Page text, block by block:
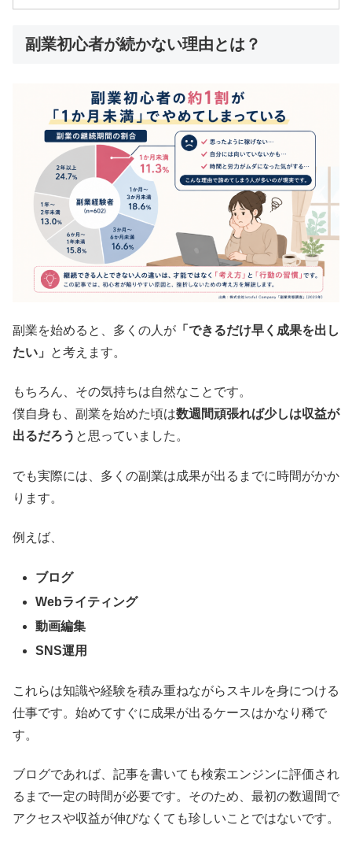
副業初心者が続かない理由とは？
副業を始めると、多くの人が 「できるだけ早く成果を出し
たい」
と考えます。
もちろん、その気持ちは自然なことです。
僕自身も、副業を始めた頃は数週間頑張れば少しは収益が
出るだろう と思っていました。
でも実際には、多くの副業は成果が出るまでに時間がかか
ります。
例えば、
ブログ
Webライティング
動画編集
SNS運用
これらは知識や経験を積み重ねながらスキルを身につける
仕事です。始めてすぐに成果が出るケースはかなり稀で
す。
ブログであれば、記事を書いても検索エンジンに評価され
るまで一定の時間が必要です。そのため、最初の数週間で
アクセスや収益が伸びなくても珍しいことではないです。